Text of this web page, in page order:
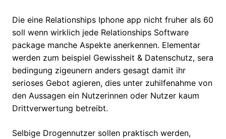
Die eine Relationships Iphone app nicht fruher als 60
soll wenn wirklich jede Relationships Software
package manche Aspekte anerkennen. Elementar
werden zum beispiel Gewissheit & Datenschutz, sera
bedingung zigeunern anders gesagt damit ihr
serioses Gebot agieren, dies unter zuhilfenahme von
den Aussagen ein Nutzerinnen oder Nutzer kaum
Drittverwertung betreibt.
Selbige Drogennutzer sollen praktisch werden,